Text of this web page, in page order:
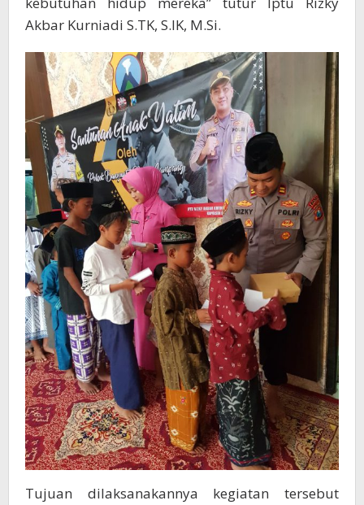
Akbar Kurniadi S.TK, S.IK, M.Si.
Tujuan dilaksanakannya kegiatan tersebut